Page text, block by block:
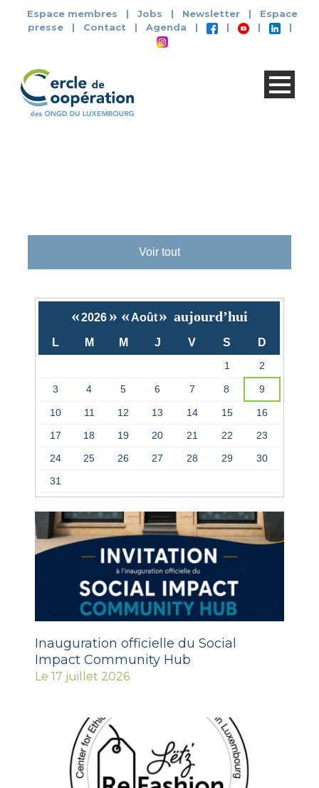
Espace membres | Jobs | Newsletter |
Espace
presse
| Contact | Agenda | | | |
Voir tout
« 2026 » « Août» aujourd’hui
L M M J V S D
1 2
3 4 5 6 7 8 9
10 11 12 13 14 15
16
17
18 19 20 21 22
23
24
25 26 27 28 29
30
31
Inauguration officielle du Social
Impact Community Hub
Le 17 juillet 2026